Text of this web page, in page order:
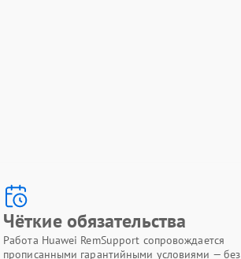
Чёткие обязательства
Работа Huawei RemSupport сопровождается
прописанными гарантийными условиями — без